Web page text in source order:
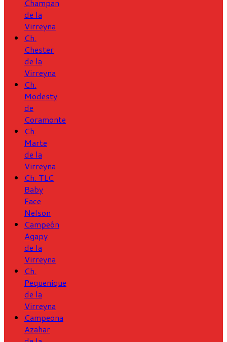
Champan
de la
Virreyna
Ch.
Chester
de la
Virreyna
Ch.
Modesty
de
Coramonte
Ch.
Marte
de la
Virreyna
Ch. TLC
Baby
Face
Nelson
Campeón
Agapy
de la
Virreyna
Ch.
Pequenique
de la
Virreyna
Campeona
Azahar